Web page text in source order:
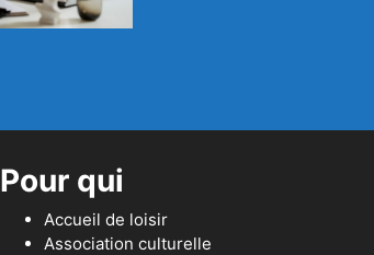
Pour qui
Accueil de loisir
Association culturelle